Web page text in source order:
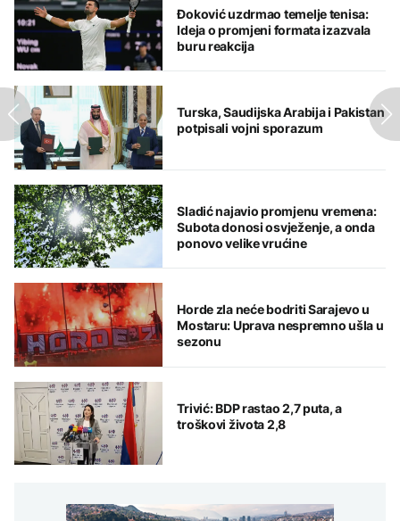
Đoković uzdrmao temelje tenisa:
Ideja o promjeni formata izazvala
buru reakcija
Turska, Saudijska Arabija i Pakistan
potpisali vojni sporazum
Sladić najavio promjenu vremena:
Subota donosi osvježenje, a onda
ponovo velike vrućine
Horde zla neće bodriti Sarajevo u
Mostaru: Uprava nespremno ušla u
sezonu
Trivić: BDP rastao 2,7 puta, a
troškovi života 2,8